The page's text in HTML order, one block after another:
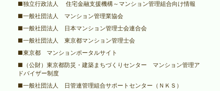
■独立行政法人 住宅金融支援機構～マンション管理組合向け情報
■一般社団法人 マンション管理業協会
■一般社団法人 日本マンション管理士会連合会
■一般社団法人 東京都マンション管理士会
■東京都 マンションポータルサイト
■（公財）東京都防災・建築まちづくりセンター マンション管理ア
ドバイザー制度
■一般社団法人 日管連管理組合サポートセンター（ＮＫＳ）